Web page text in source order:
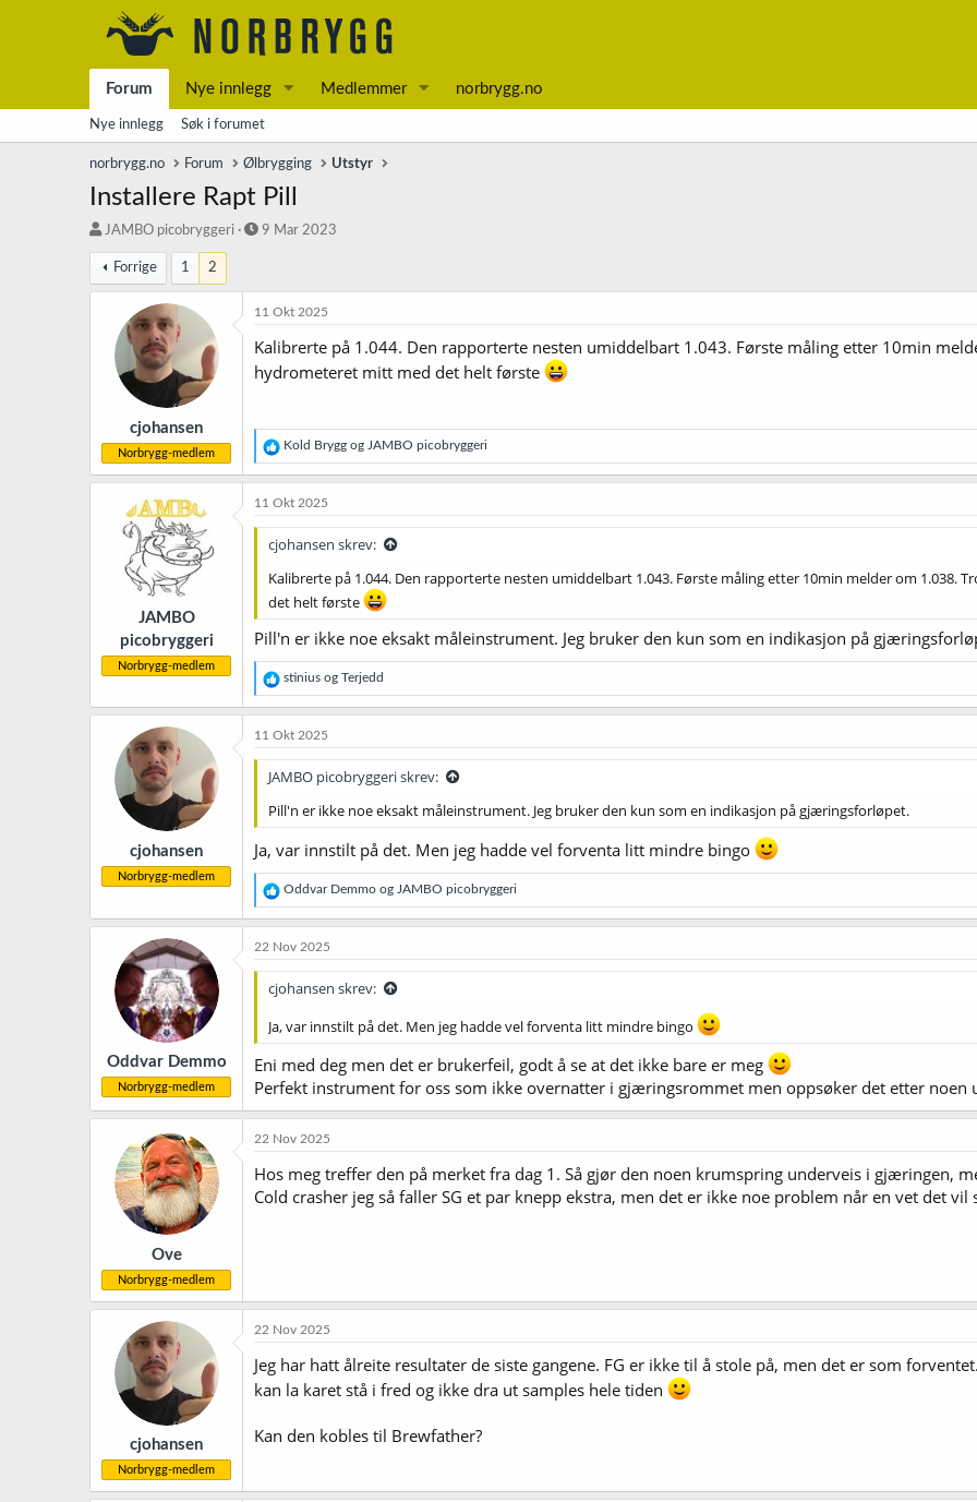
Forum Nye innlegg Medlemmer norbrygg.no
Nye innlegg Søk i forumet
norbrygg.no Forum Ølbrygging Utstyr
Installere Rapt Pill
T
å
d
JAMBO picobryggeri
S
t
a
t
o
9 Mar 2023
Forrige 1 2
cjohansen
Norbrygg-medlem
11 Okt 2025
Kalibrerte på 1.044. Den rapporterte nesten umiddelbart 1.043. Første måling etter 10min
hydrometeret mitt med det helt første
R
e
a
k
j
o
e
r
Kold Brygg og JAMBO picobryggeri
JAMBO
picobryggeri
Norbrygg-medlem
11 Okt 2025
cjohansen skrev:
Kalibrerte på 1.044. Den rapporterte nesten umiddelbart 1.043. Første måling etter 10min melder om 1.038.
det helt første
Pill'n er ikke noe eksakt måleinstrument. Jeg bruker den kun som en indikasjon på
R
e
a
k
j
o
e
:
stinius og Terjedd
cjohansen
Norbrygg-medlem
11 Okt 2025
JAMBO picobryggeri skrev:
Pill'n er ikke noe eksakt måleinstrument. Jeg bruker den kun som en indikasjon på gjæringsforløpet.
Ja, var innstilt på det. Men jeg hadde vel forventa litt mindre bingo
R
e
a
j
o
e
:
Oddvar Demmo og JAMBO picobryggeri
Oddvar Demmo
Norbrygg-medlem
22 Nov 2025
cjohansen skrev:
Ja, var innstilt på det. Men jeg hadde vel forventa litt mindre bingo
Eni med deg men det er brukerfeil, godt å se at det ikke bare er meg
Perfekt instrument for oss som ikke overnatter i gjæringsrommet men oppsøker det etter noen
Ove
Norbrygg-medlem
22 Nov 2025
Hos meg treffer den på merket fra dag 1. Så gjør den noen krumspring underveis i gjæringen,
Cold crasher jeg så faller SG et par knepp ekstra, men det er ikke noe problem når en vet det vil
cjohansen
Norbrygg-medlem
22 Nov 2025
Jeg har hatt ålreite resultater de siste gangene. FG er ikke til å stole på, men det er som
kan la karet stå i fred og ikke dra ut samples hele tiden
Kan den kobles til Brewfather?